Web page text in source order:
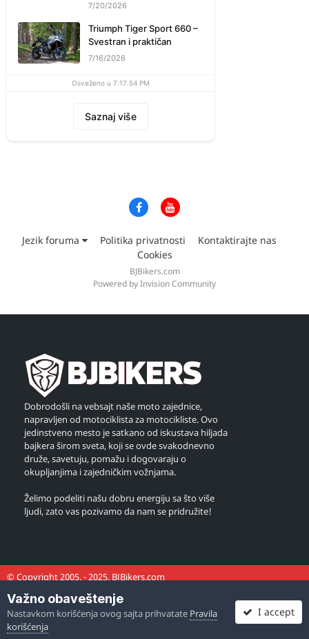
7/20/2026
Triumph Tiger Sport 660 –
Svestran i praktičan
7/16/2026
Osveženo u 7:17:54 PM
Saznaj više
Jezik foruma Politika privatnosti
Kontaktirajte nas
Cookies
BJBikers.com
Powered by Invision Community
Dobrodošli na vebsajt naše moto zajednice,
napravljen od motociklista za motocikliste. Ovo
jedinstveno mesto je satkano od iskustava hiljada
bajkera širom sveta, koji se ovde svakodnevno
druže, savetuju, pomažu i dogovaraju o
okupljanjima i zajedničkim vožnjama.
Želimo podeliti našu dobru energiju sa što više
ljudi, zato vas pozivamo da nam se pridružite!
© Copyright 2005. - 2025. BJBikers.com
Važno obaveštenje
Nastavkom korišćenja ovog sajta prihvatate Pravila
korišćenja
I accept